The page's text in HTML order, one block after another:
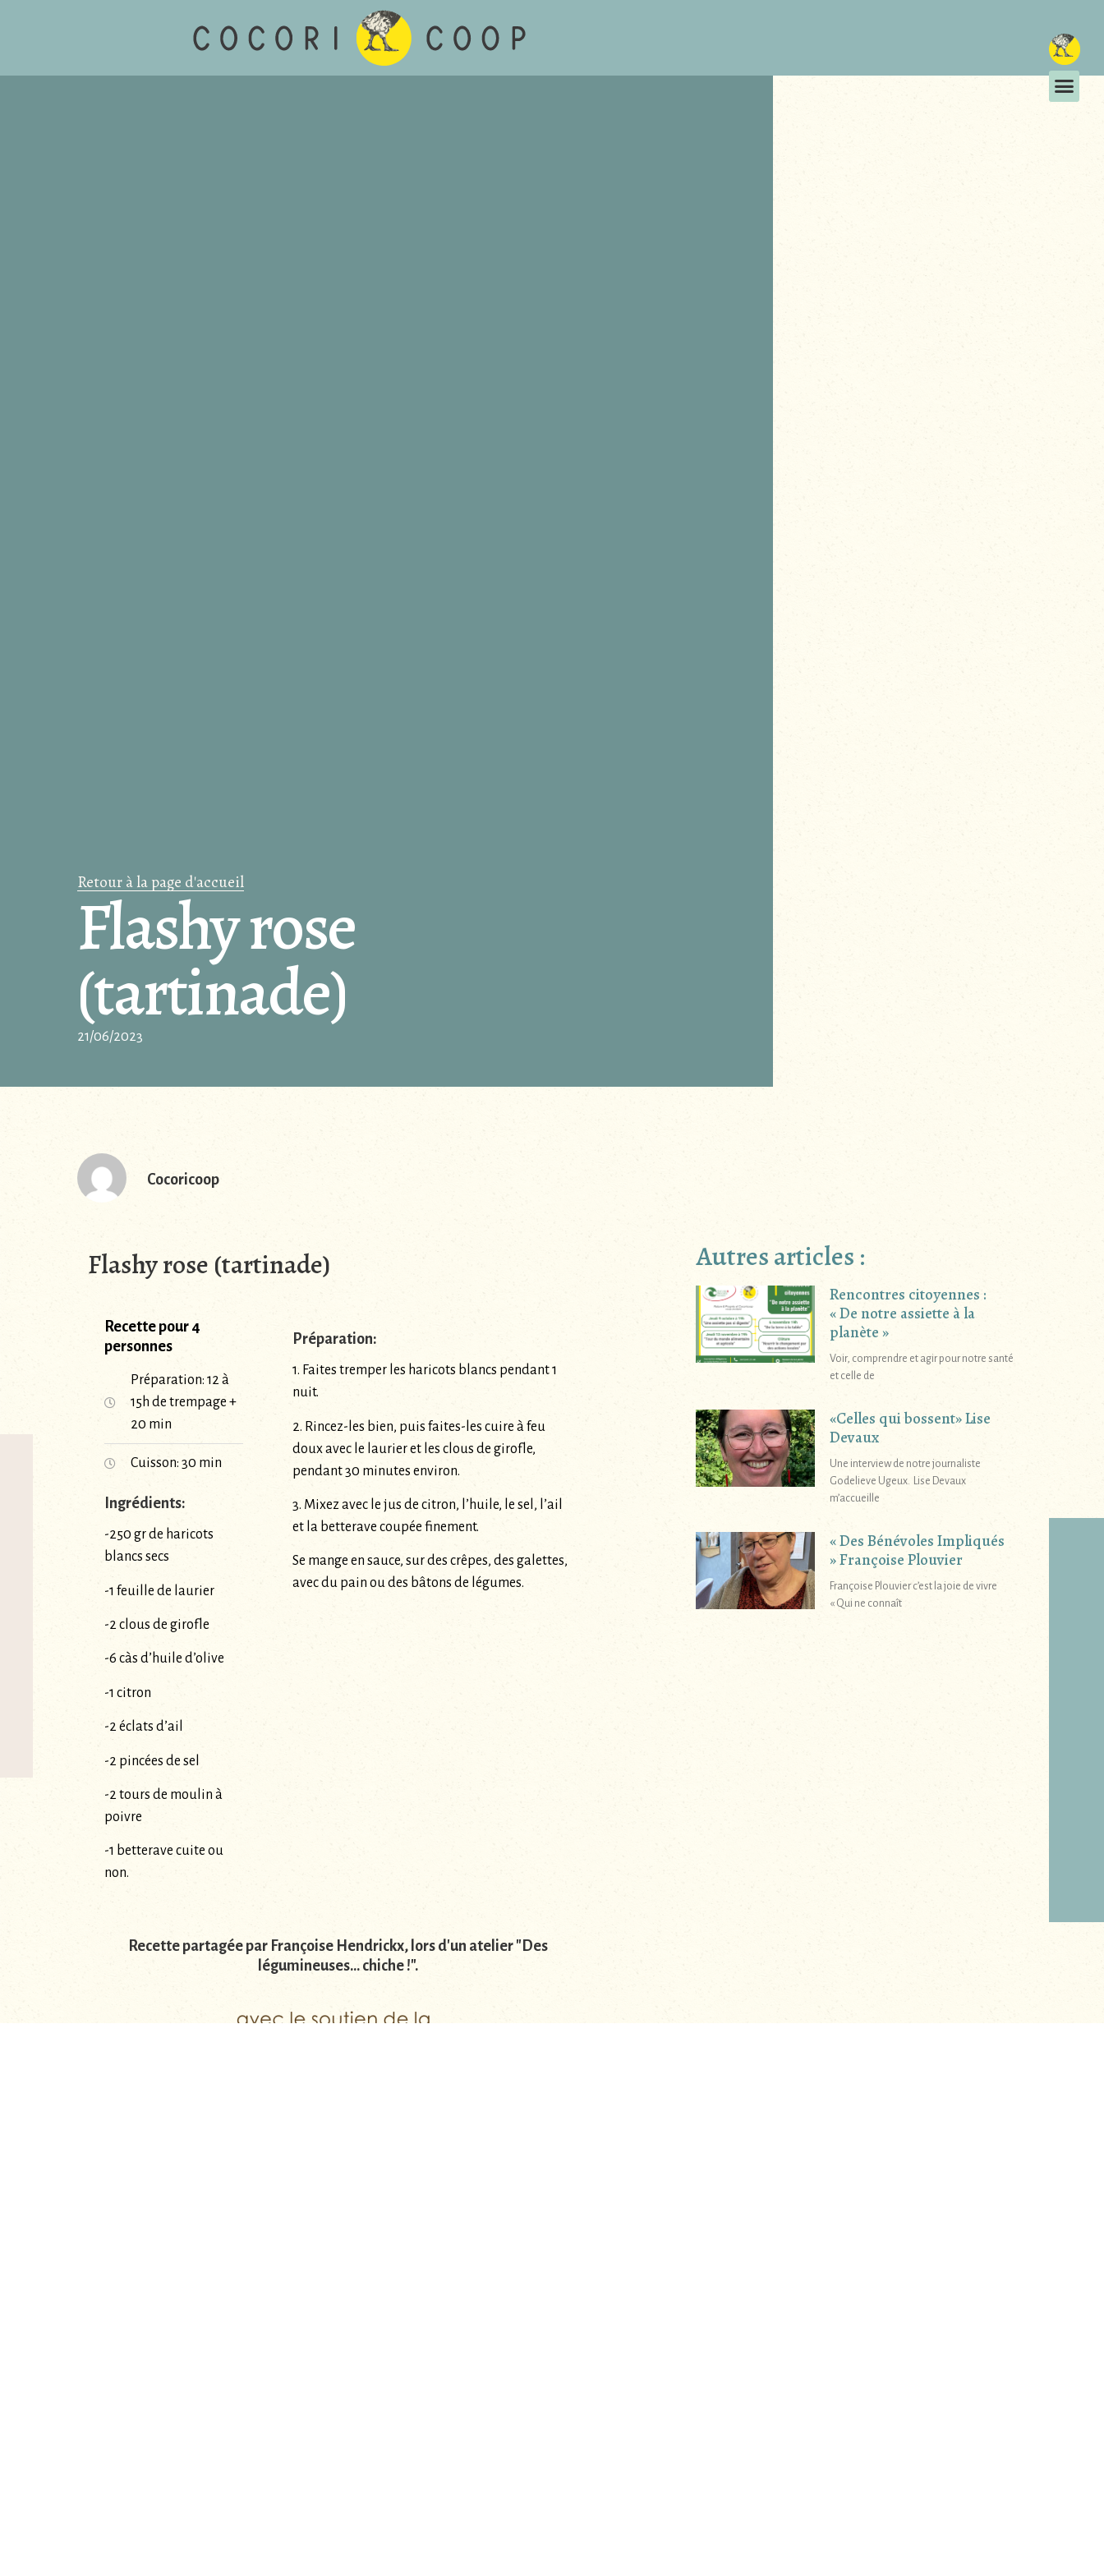
Retour à la page d'accueil
Flashy rose
(tartinade)
21/06/2023
Cocoricoop
Flashy rose (tartinade)
Recette pour 4
personnes
Préparation: 12 à
15h de trempage +
20 min
Cuisson: 30 min
Ingrédients:
-250 gr de haricots
blancs secs
-1 feuille de laurier
-2 clous de girofle
-6 càs d’huile d’olive
-1 citron
-2 éclats d’ail
-2 pincées de sel
-2 tours de moulin à
poivre
-1 betterave cuite ou
non.
Préparation:
1. Faites tremper les haricots blancs pendant 1
nuit.
2. Rincez-les bien, puis faites-les cuire à feu
doux avec le laurier et les clous de girofle,
pendant 30 minutes environ.
3. Mixez avec le jus de citron, l’huile, le sel, l’ail
et la betterave coupée finement.
Se mange en sauce, sur des crêpes, des galettes,
avec du pain ou des bâtons de légumes.
Recette partagée par Françoise Hendrickx, lors d'un atelier "Des
légumineuses... chiche !".
Autres articles :
Rencontres citoyennes :
« De notre assiette à la
planète »
Voir, comprendre et agir pour notre santé
et celle de
«Celles qui bossent» Lise
Devaux
Une interview de notre journaliste
Godelieve Ugeux. Lise Devaux
m’accueille
« Des Bénévoles Impliqués
» Françoise Plouvier
Françoise Plouvier c’est la joie de vivre
« Qui ne connaît